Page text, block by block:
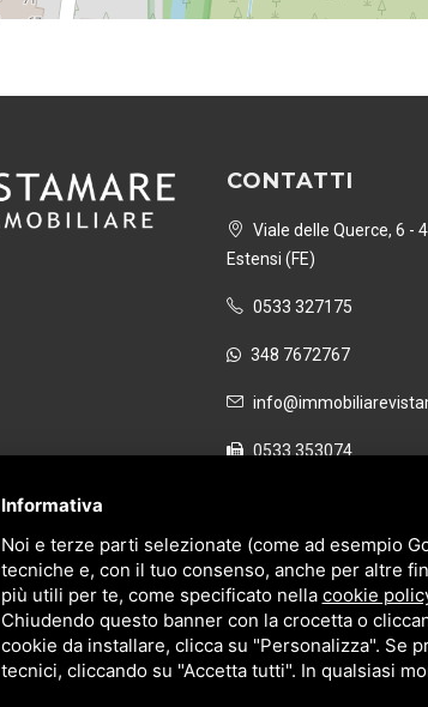
CONTATTI
Viale delle Querce, 6 -
Estensi (FE)
0533 327175
348 7672767
0533 353074
Informativa
Noi e terze parti selezionate (come ad esempio
tecniche e, con il tuo consenso, anche per altre
più utili per te, come specificato nella cookie
Chiudendo questo banner con la crocetta o
cookie da installare, clicca su "Personalizza". Se
tecnici, cliccando su "Accetta tutti". In qualsiasi